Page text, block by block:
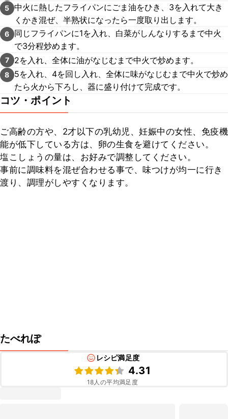
5 中火に熱したフライパンにごま油をひき、3を入れて大き
くかき混ぜ、半熟状になったら一度取り出します。
6
同じフライパンに1を入れ、白菜がしんなりするまで中火
で3分程炒めます。
7 2を入れ、全体に油がなじむまで中火で炒めます。
8
5を入れ、4を回し入れ、全体に味がなじむまで中火で炒め
たら火から下ろし、器に盛り付けて完成です。
コツ・ポイント
ご高齢の方や、2才以下の乳幼児、妊娠中の女性、免疫機
能が低下している方は、卵の生食を避けてください。
塩こしょうの量は、お好みで調整してください。
事前に調味料を混ぜ合わせる事で、味つけが均一に行き
渡り、調理がしやすくなります。
たべれぽ
レシピ満足度
4.31
18人の平均満足度